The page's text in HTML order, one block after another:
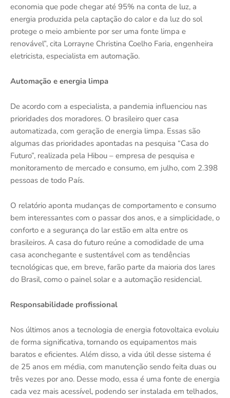
economia que pode chegar até 95% na conta de luz, a
energia produzida pela captação do calor e da luz do sol
protege o meio ambiente por ser uma fonte limpa e
renovável”, cita Lorrayne Christina Coelho Faria, engenheira
eletricista, especialista em automação.
Automação e energia limpa
De acordo com a especialista, a pandemia influenciou nas
prioridades dos moradores. O brasileiro quer casa
automatizada, com geração de energia limpa. Essas são
algumas das prioridades apontadas na pesquisa “Casa do
Futuro”, realizada pela Hibou – empresa de pesquisa e
monitoramento de mercado e consumo, em julho, com 2.398
pessoas de todo País.
O relatório aponta mudanças de comportamento e consumo
bem interessantes com o passar dos anos, e a simplicidade, o
conforto e a segurança do lar estão em alta entre os
brasileiros. A casa do futuro reúne a comodidade de uma
casa aconchegante e sustentável com as tendências
tecnológicas que, em breve, farão parte da maioria dos lares
do Brasil, como o painel solar e a automação residencial.
Responsabilidade profissional
Nos últimos anos a tecnologia de energia fotovoltaica evoluiu
de forma significativa, tornando os equipamentos mais
baratos e eficientes. Além disso, a vida útil desse sistema é
de 25 anos em média, com manutenção sendo feita duas ou
três vezes por ano. Desse modo, essa é uma fonte de energia
cada vez mais acessível, podendo ser instalada em telhados,